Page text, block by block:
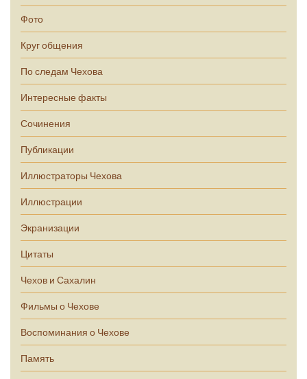
Фото
Круг общения
По следам Чехова
Интересные факты
Сочинения
Публикации
Иллюстраторы Чехова
Иллюстрации
Экранизации
Цитаты
Чехов и Сахалин
Фильмы о Чехове
Воспоминания о Чехове
Память